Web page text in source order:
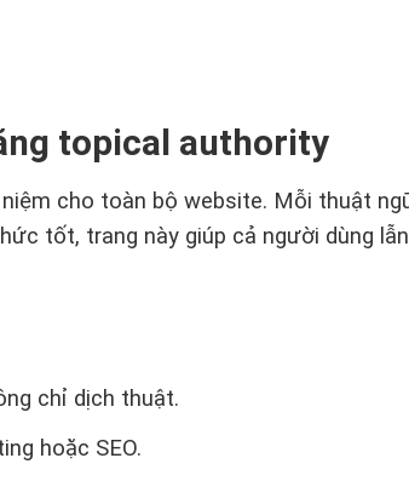
topical authority
cho toàn bộ website. Mỗi thuật
tốt, trang này giúp cả người dùng
chỉ dịch thuật.
hoặc SEO.